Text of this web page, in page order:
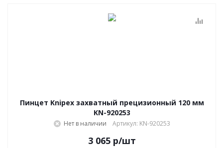
Пинцет Knipex захватный прецизионный 120 мм
KN-920253
Нет в наличии Артикул: KN-920253
3 065 р/шт